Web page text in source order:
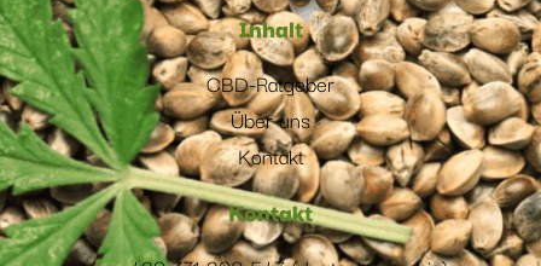
Inhalt
CBD-Ratgeber
Über uns
Kontakt
Kontakt